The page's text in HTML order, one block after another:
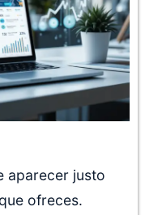
aparecer justo
ofreces.